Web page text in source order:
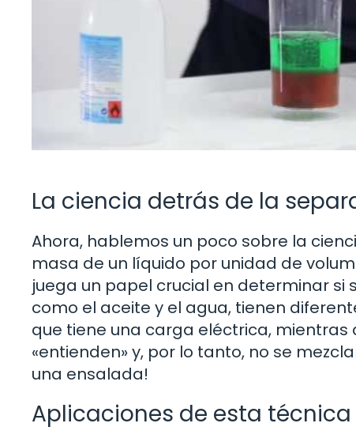
La ciencia detrás de la
Ahora, hablemos un poco sobre la
masa de un líquido por unidad de
juega un papel crucial en determinar si
como el aceite y el agua, tienen
que tiene una carga eléctrica, mientras
«entienden» y, por lo tanto, no se
una ensalada!
Aplicaciones de esta técnica